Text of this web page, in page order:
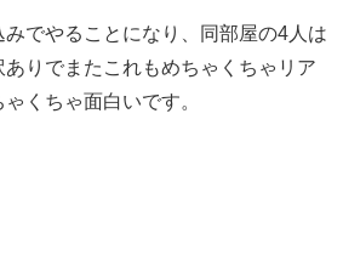
でやることになり、同部屋の4人は
りでまたこれもめちゃくちゃリア
くちゃ面白いです。